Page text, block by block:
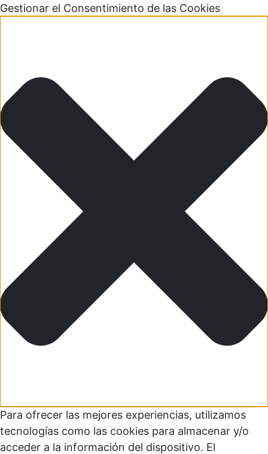
Gestionar el Consentimiento de las Cookies
Para ofrecer las mejores experiencias, utilizamos
tecnologías como las cookies para almacenar y/o
acceder a la información del dispositivo. El